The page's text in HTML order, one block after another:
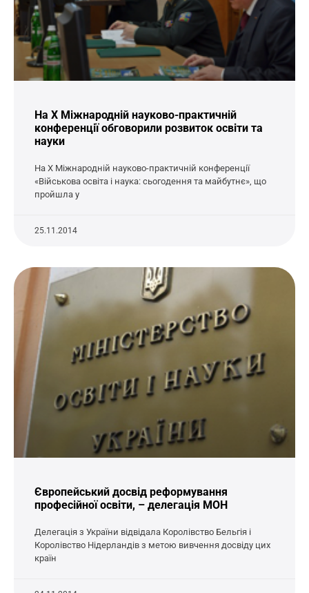
На Х Міжнародній науково-практичній
конференції обговорили розвиток освіти та
науки
На Х Міжнародній науково-практичній конференції
«Військова освіта і наука: сьогодення та майбутнє», що
пройшла у
25.11.2014
Європейський досвід реформування
професійної освіти, – делегація МОН
Делегація з України відвідала Королівство Бельгія і
Королівство Нідерландів з метою вивчення досвіду цих
країн